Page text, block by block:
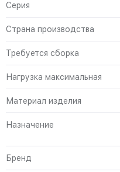
Серия
Страна производства
Требуется сборка
Нагрузка максимальная
Материал изделия
Назначение
Бренд